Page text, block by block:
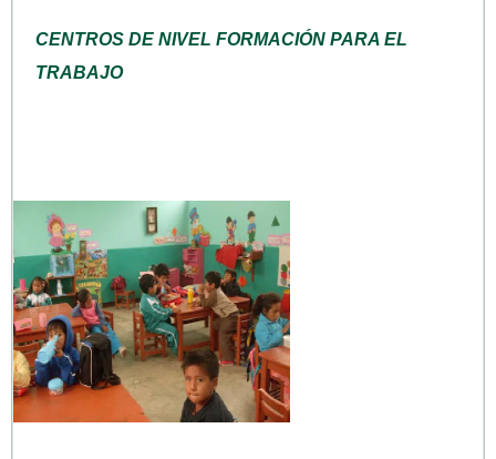
CENTROS DE NIVEL FORMACIÓN PARA EL
TRABAJO